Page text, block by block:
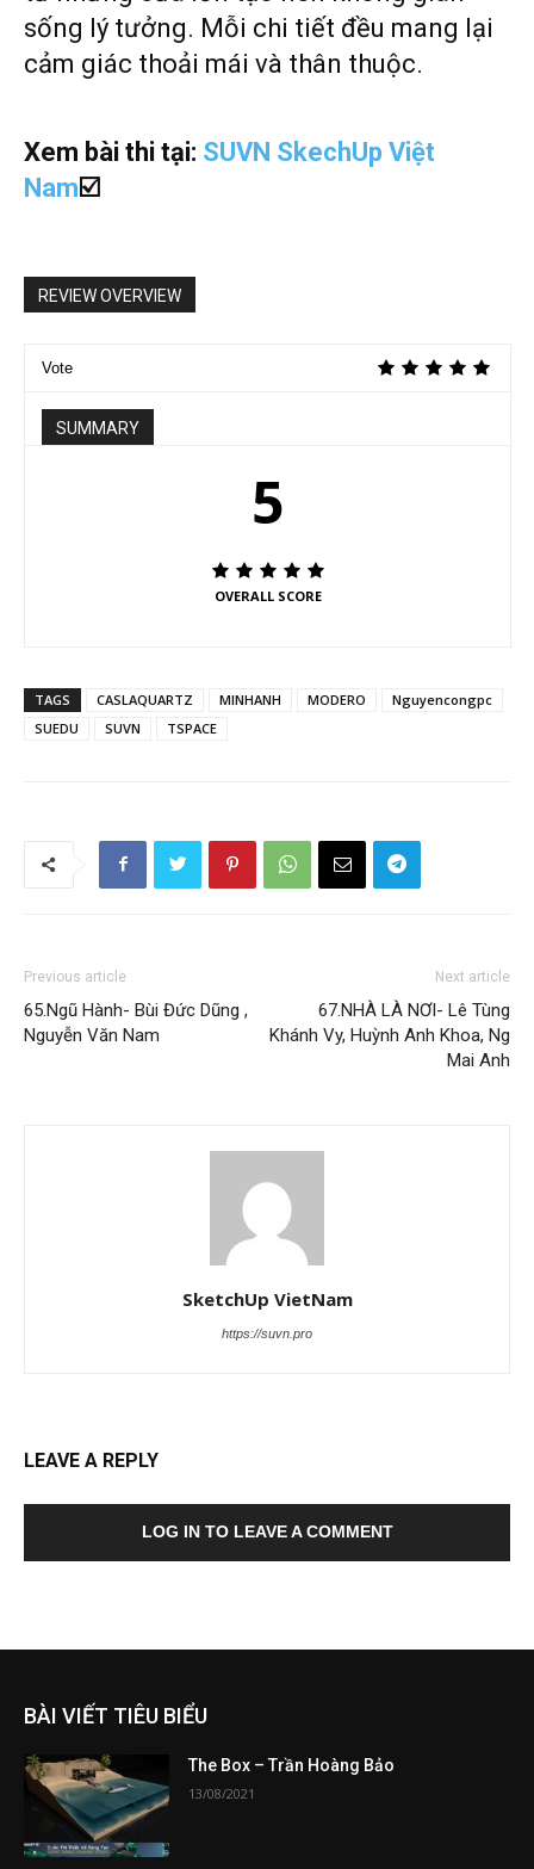
sống lý tưởng. Mỗi chi tiết đều mang lại
cảm giác thoải mái và thân thuộc.
Xem bài thi tại: SUVN SkechUp Việt
Nam☑️
REVIEW OVERVIEW
Vote
SUMMARY
5
OVERALL SCORE
TAGS CASLAQUARTZ MINHANH MODERO
Nguyencongpc
SUEDU
SUVN TSPACE
Previous article
65.Ngũ Hành- Bùi Đức Dũng ,
Nguyễn Văn Nam
Next article
67.NHÀ LÀ NƠI- Lê Tùng
Khánh Vy, Huỳnh Anh Khoa, Ng
Mai Anh
SketchUp VietNam
https://suvn.pro
LEAVE A REPLY
LOG IN TO LEAVE A COMMENT
BÀI VIẾT TIÊU BIỂU
The Box – Trần Hoàng Bảo
13/08/2021